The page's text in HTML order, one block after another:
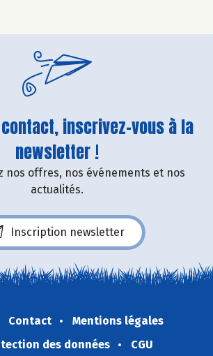
inscrivez-vous à la
newsletter !
nos offres, nos événements et nos
actualités.
Inscription newsletter
Contact
Mentions légales
des données
CGU